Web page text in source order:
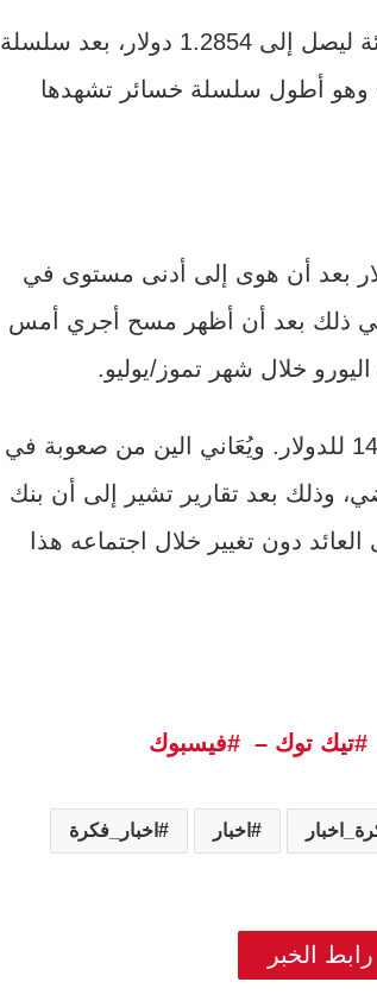
وفي أوروبا، عاد الجنيه الإسترليني للارتفاع بنسبة 0.22 بالمئة ليصل إلى 1.2854 دولار، بعد سلسلة
وهو أطول سلسلة خسائر تشهدها
أيضًا بنسبة 0.12 بالمئة ليصل إلى 1.1076 دولار بعد أن هوى إلى أدنى مستوى في
يأتي ذلك بعد أن أظهر مسح أجري أمس
خلال شهر تموز/يوليو.
وعلى صعيد آخر، ظل الين تحت ضغط مستمر وسجل 141.30 للدولار. ويُعَاني الين من صعوبة في
وذلك بعد تقارير تشير إلى أن بنك
دون تغيير خلال اجتماعه هذا
#تيك توك – #فيسبوك
اخبار اخبار_فكرة
الخبر